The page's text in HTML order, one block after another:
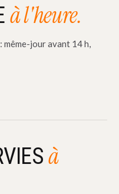
à l'heure.
même-jour avant 14 h,
à